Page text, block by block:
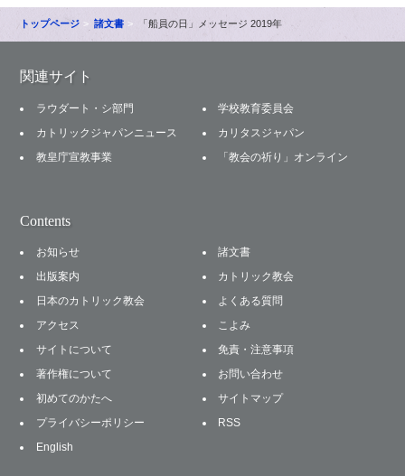
トップページ 諸文書 「船員の日」メッセージ 2019年
関連サイト
ラウダート・シ部門
学校教育委員会
カトリックジャパンニュース
カリタスジャパン
教皇庁宣教事業
「教会の祈り」オンライン
Contents
お知らせ
諸文書
出版案内
カトリック教会
日本のカトリック教会
よくある質問
アクセス
こよみ
サイトについて
免責・注意事項
著作権について
お問い合わせ
初めてのかたへ
サイトマップ
プライバシーポリシー
RSS
English